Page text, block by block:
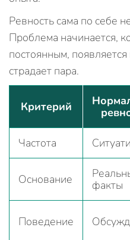
Ревность сама по себе
Проблема начинается,
постоянным,
страдает пара.
Критерий
Частота
Основание
факты
Поведение